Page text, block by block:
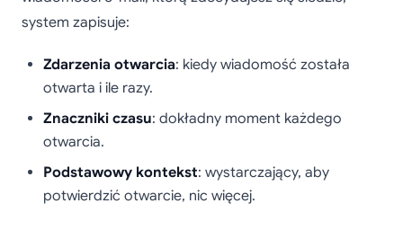
system zapisuje:
Zdarzenia otwarcia: kiedy wiadomość została
otwarta i ile razy.
Znaczniki czasu: dokładny moment każdego
otwarcia.
Podstawowy kontekst: wystarczający, aby
potwierdzić otwarcie, nic więcej.